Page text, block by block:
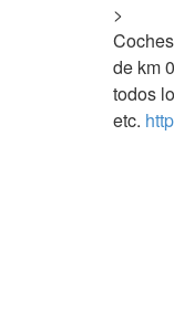
>
de km
todos
etc.